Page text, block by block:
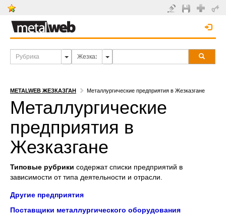
METALWEB ЖЕЗКАЗГАН Металлургические предприятия в Жезказгане
Металлургические
предприятия в
Жезказгане
Типовые рубрики содержат списки предприятий в
зависимости от типа деятельности и отрасли.
Другие предприятия
Поставщики металлургического оборудования